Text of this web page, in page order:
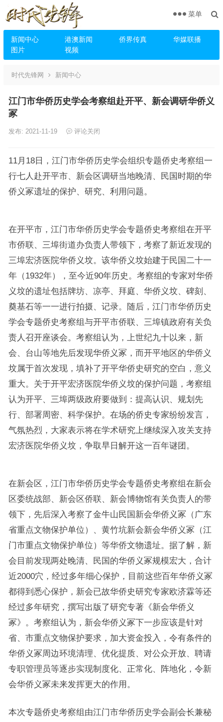
新闻中心 港澳新闻 侨界传真
华媒联播
图片
视频
菜单
时代先锋网 新闻中心
江门市华侨历史学会考察组赴开平、新会调研华侨义
冢
发布: 2021-11-19 评论关闭
11月18日，江门市华侨历史学会组织专题侨史考察组一
行七人赴开平市、新会区调研当地晚清、民国时期的华
侨义冢遗址的保护、研究、利用问题。
在开平市，江门市华侨历史学会专题侨史考察组在开平
市侨联、三埠街道办负责人带领下，考察了新近发现的
三埠宏济医院华侨义坟。该华侨义坟始建于民国二十一
年（1932年），至今近90年历史。考察组的专家对华侨
义坟的遗址包括牌坊、凉亭、拜庭、华侨义坟、碑刻、
奠基石等一一进行拍摄、记录。随后，江门市华侨历史
学会专题侨史考察组与开平市侨联、三埠镇政府有关负
责人召开座谈会。考察组认为，上世纪九十以来，新
会、台山等地先后发现华侨义冢，而开平地区的华侨义
坟属于首次发现，填补了开平华侨史研究的空白，意义
重大。关于开平宏济医院华侨义坟的保护问题，考察组
认为开平、三埠两级政府要做到：提高认识、规划先
行、部署周密、科学保护。在场的侨史专家纷纷发言，
气氛热烈，大家表示将在学术研究上继续深入攻关支持
宏济医院华侨义坟，争取早日解开这一百年谜团。
在新会区，江门市华侨历史学会专题侨史考察组在新会
区委统战部、新会区侨联、新会博物馆有关负责人的带
领下，先后深入考察了金牛山民国新会华侨义冢（广东
省重点文物保护单位）、黄竹坑新会新会华侨义冢（江
门市重点文物保护单位）等华侨文物遗址。据了解，新
会目前发现两处晚清、民国的华侨义冢规模宏大，合计
近2000穴，经过多年细心保护，目前这些百年华侨义冢
都得到悉心保护，新会已故华侨史研究专家欧济霖等还
经过多年研究，撰写出版了研究专著《新会华侨义
冢》。考察组认为，新会华侨义冢下一步应该是针对
省、市重点文物保护要求，加大资金投入，令有条件的
华侨义冢周边环境清理、优化提质、对公众开放、聘请
专职管理员等逐步实现制度化、正常化、阵地化，令新
会华侨义冢未来发挥更大的作用。
本次专题侨史考察组由江门市华侨历史学会副会长兼秘